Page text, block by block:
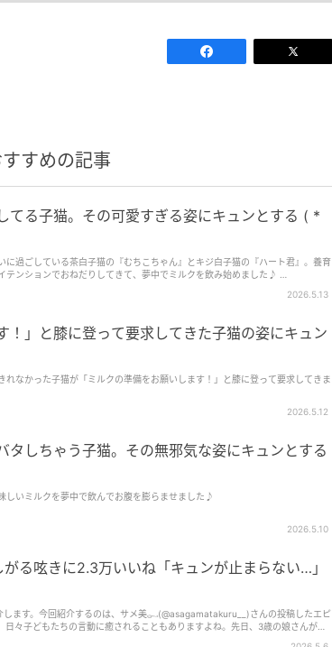
すめの記事
てる子猫。その可愛すぎる姿にキュンとする ( *
に過ごしている茶白子猫の『むちこちゃん』とキジ白子猫の『ハート君』。養育
テンションでおねだりしてきて、夢中でミルクを飲み始めました♪ …
2026.5.13
！」と膝に登って要求してきた子猫の姿にキュン
れなかった子猫が「ミルクの準備をお願いします！」と膝に登って要求してきま
2026.5.12
タしちゃう子猫。その無邪気な姿にキュンとする
しいミルクを夢中で飲んでお腹を膨らませました♪
2026.5.10
る呟きに2.3万いいね「キュンが止まらない…」
ます。今回紹介するのは、サメ美𓀿(@asagamatakuru__)さんの投稿したエピ
々子どもたちの言動に癒されることもありますよね。先日、3歳の娘さんが初